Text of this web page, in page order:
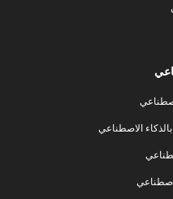
الاصطناعي